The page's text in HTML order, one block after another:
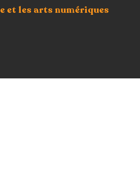
et les arts numériques